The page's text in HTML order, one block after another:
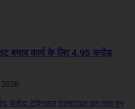
बचाव कार्य के लिए 4.95 करोड़